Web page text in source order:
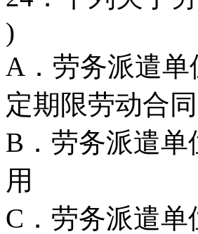
)
A．劳务派遣
定期限劳动合同
B．劳务派遣
用
C．劳务派遣